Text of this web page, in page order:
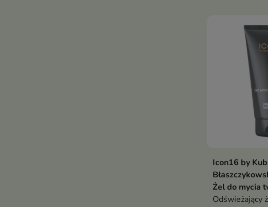

Icon16 by
Żel do mycia
Odświeżający